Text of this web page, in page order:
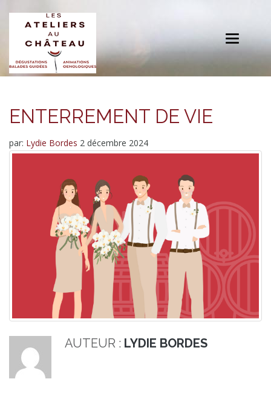
Toggle
ENTERREMENT DE VIE
par: Lydie Bordes 2 décembre 2024
AUTEUR : LYDIE BORDES